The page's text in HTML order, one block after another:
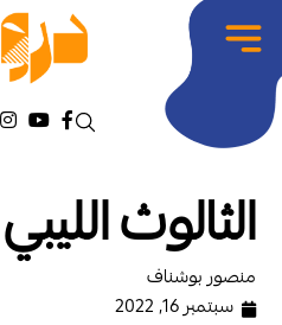
الثالوث الليبي
منصور بوشناف
سبتمبر 16, 2022